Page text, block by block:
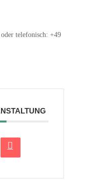
telefonisch: +49